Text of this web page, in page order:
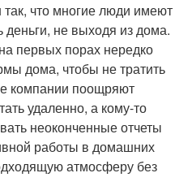
что многие люди имеют
деньги, не выходя из дома.
первых порах нередко
дома, чтобы не тратить
компании поощряют
удаленно, а кому-то
неоконченные отчеты
работы в домашних
атмосферу без